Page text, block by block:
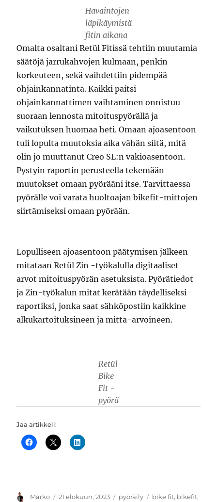
Havaintojen
läpikäymistä
fitin aikana
Omalta osaltani Retül Fitissä tehtiin muutamia
säätöjä jarrukahvojen kulmaan, penkin
korkeuteen, sekä vaihdettiin pidempää
ohjainkannatinta. Kaikki paitsi
ohjainkannattimen vaihtaminen onnistuu
suoraan lennosta mitoituspyörällä ja
vaikutuksen huomaa heti. Omaan ajoasentoon
tuli lopulta muutoksia aika vähän siitä, mitä
olin jo muuttanut Creo SL:n vakioasentoon.
Pystyin raportin perusteella tekemään
muutokset omaan pyörääni itse. Tarvittaessa
pyörälle voi varata huoltoajan bikefit-mittojen
siirtämiseksi omaan pyörään.
Lopulliseen ajoasentoon päätymisen jälkeen
mitataan Retül Zin -työkalulla digitaaliset
arvot mitoituspyörän asetuksista. Pyörätiedot
ja Zin-työkalun mitat kerätään täydelliseksi
raportiksi, jonka saat sähköpostiin kaikkine
alkukartoituksineen ja mitta-arvoineen.
Retül
Bike
Fit -
pyörä
Jaa artikkeli:
Kirjoittaja
Marko Julkaistu
21 elokuun, 2023 Kategoriat
pyöräily Avainsanat
bike fit, bikefit,